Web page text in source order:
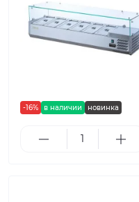
-16% в наличии новинка